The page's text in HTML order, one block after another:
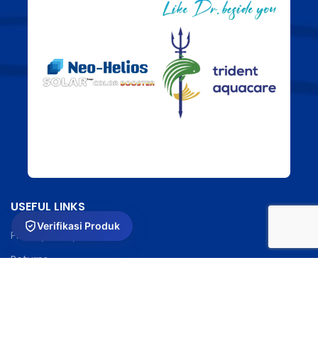
USEFUL LINKS
Privacy Policy
Returns
Verifikasi Produk